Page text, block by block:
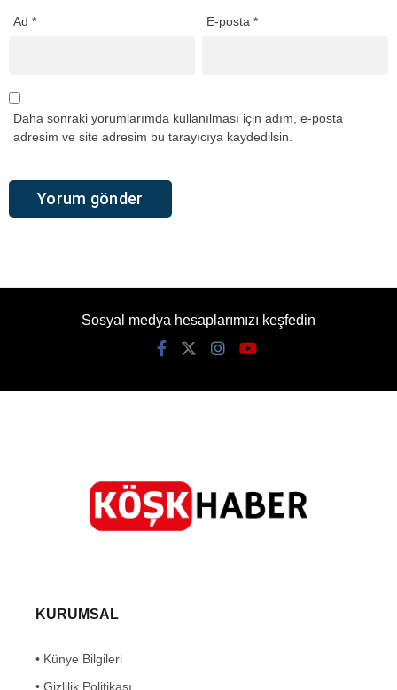
Ad * E-posta*
Daha sonraki yorumlarımda kullanılması için adım, e-posta
adresim ve site adresim bu tarayıcıya kaydedilsin.
Sosyal medya hesaplarımızı keşfedin
KURUMSAL
• Künye Bilgileri
• Gizlilik Politikası